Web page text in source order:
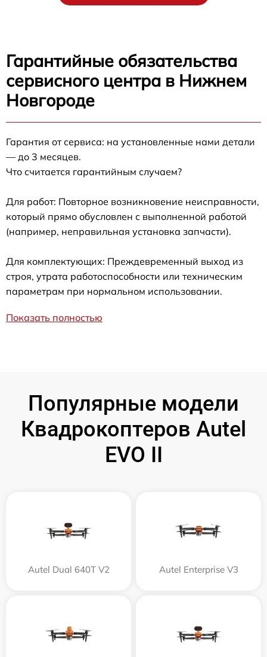
Гарантийные обязательства
сервисного центра в Нижнем
Новгороде
Гарантия от сервиса: на установленные нами детали
— до 3 месяцев.
Что считается гарантийным случаем?
Для работ: Повторное возникновение неисправности,
который прямо обусловлен с выполненной работой
(например, неправильная установка запчасти).
Для комплектующих: Преждевременный выход из
строя, утрата работоспособности или техническим
параметрам при нормальном использовании.
Показать полностью
Популярные модели
Квадрокоптеров Autel
EVO II
Autel Dual 640T V2 Autel Enterprise V3